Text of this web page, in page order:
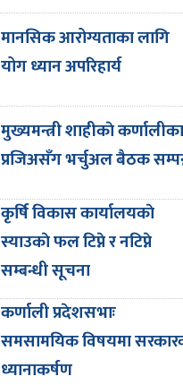
मानसिक आरोग्यताका लागि
योग ध्यान अपरिहार्य
मुख्यमन्त्री शाहीकाे कर्णालीका
प्रजिअसँग भर्चुअल बैठक
कृर्षि विकास कार्यालयकाे
स्याउकाे फल टिप्ने र नटिप्ने
सम्बन्धी सूचना
कर्णाली प्रदेशसभाः
समसामयिक विषयमा
ध्यानाकर्षण